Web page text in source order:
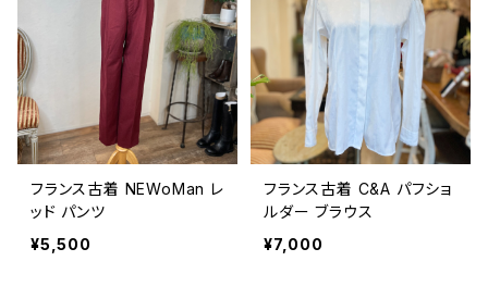
フランス古着 NEWoMan レ
ッド パンツ
¥5,500
フランス古着 C&A パフショ
ルダー ブラウス
¥7,000